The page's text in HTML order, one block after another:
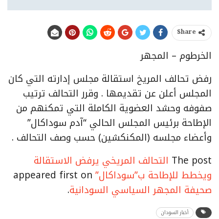
Share
الخرطوم – المجهر
رفض تحالف المريخ استقالة مجلس إدارته التي كان
المجلس أعلن عن تقديمها . وقرر التحالف ترتيب
صفوفه وحشد العضوية الكاملة التي تمكنهم من
الإطاحة برئيس المجلس الحالي “آدم سوداكال”
وأعضاء مجلسه (المكنكشين) حسب وصف التحالف .
The post التحالف المريخي يرفض الاستقالة
ويخطط للإطاحة ب”سوداكال”
صحيفة المجهر السياسي السودانية.
أخبار السودان